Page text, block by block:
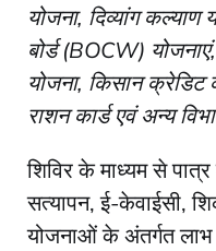
योजना, दिव्यांग कल्याण
बोर्ड (BOCW)
योजना, किसान क्रेडिट
राशन कार्ड एवं अन्य
शिविर के माध्यम से
सत्यापन, ई-केवाईसी,
योजनाओं के अंतर्गत लाभ